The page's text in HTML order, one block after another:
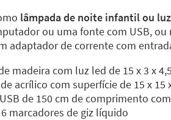
lâmpada de noite infantil ou
ou uma fonte com USB,
adaptador de corrente com
madeira com luz led de 15 x 3 x
acrílico com superfície de 15 x 15
de 150 cm de comprimento
marcadores de giz líquido